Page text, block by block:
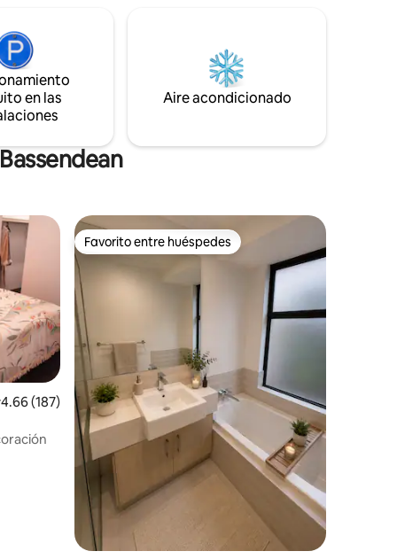
Aus
¡tu refugio perfecto en Perth te espera!
en las
Aire acondicionado
promedio: 4.66 de 5, 187 reseñas
4.66 (187)
Favorito entre huéspedes
Favorito entre huéspedes